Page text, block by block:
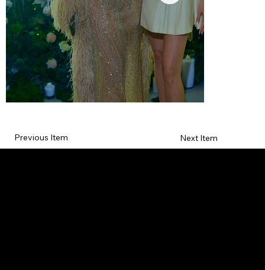
Previous Item Next Item